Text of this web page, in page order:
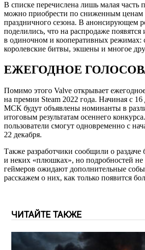
В списке перечислена лишь малая часть
можно приобрести по сниженным ценам
праздничного сезона. В анонсирующем
поделились, что на распродаже
в одиночном и кооперативных режимах:
королевские битвы, экшены и многое
ЕЖЕГОДНОЕ
Помимо этого Valve открывает
на премии Steam 2022 года. Начиная с 16
МСК будут объявлены номинанты в
итоговым результатам осеннего
пользователи смогут одновременно с
22 декабря.
Также разработчики сообщили о раздаче
и неких «плюшках», но подробностей не
геймеров ожидают дополнительные
расскажем о них, как только появится
ЧИТАЙТЕ ТАКЖЕ